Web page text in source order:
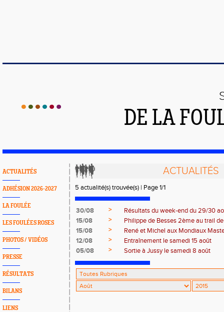
DE LA
ACTUALITÉS
ADHÉSION 2026-2027
LA FOULÉE
LES FOULÉES ROSES
PHOTOS / VIDÉOS
PRESSE
RÉSULTATS
BILANS
LIENS
ACTUALITÉS
5 actualité(s) trouvée(s) | Page 1/1
30/08 >
Résultats du week-end du 29/30
15/08
>
Philippe de Besses 2ème au trail
15/08
>
René et Michel aux Mondiaux
12/08
>
Entraînement le samedi 15 août
05/08
> Sortie à Jussy le samedi 8 août